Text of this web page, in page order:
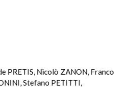
PRETIS, Nicolò ZANON, Franco
Stefano PETITTI,